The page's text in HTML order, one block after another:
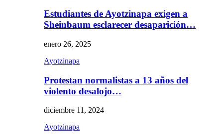
Estudiantes de Ayotzinapa exigen a
Sheinbaum esclarecer desaparición…
enero 26, 2025
Ayotzinapa
Protestan normalistas a 13 años del
violento desalojo…
diciembre 11, 2024
Ayotzinapa